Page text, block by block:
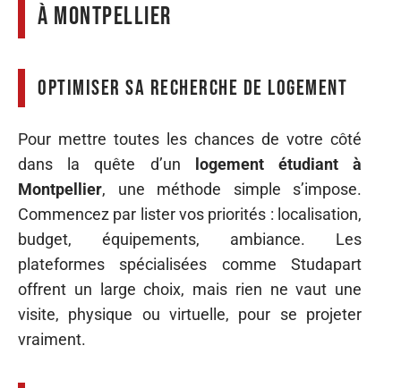
à Montpellier
Optimiser sa recherche de logement
Pour mettre toutes les chances de votre côté
dans la quête d’un
logement étudiant à
Montpellier, une méthode simple s’impose.
Commencez par lister vos priorités : localisation,
budget, équipements, ambiance. Les
plateformes spécialisées comme Studapart
offrent un large choix, mais rien ne vaut une
visite, physique ou virtuelle, pour se projeter
vraiment.